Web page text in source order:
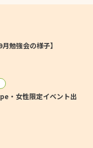
勉強会の様子】
・女性限定イベント出